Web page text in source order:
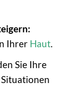
Ihrer Haut.
Sie Ihre